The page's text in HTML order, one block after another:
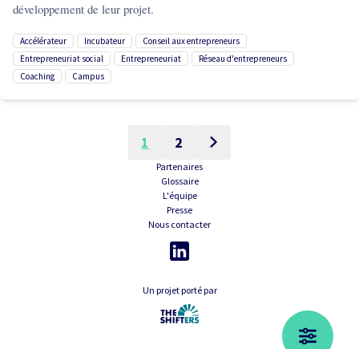
développement de leur projet.
accélérateur incubateur
conseil aux entrepreneurs
entrepreneuriat social
entrepreneuriat
réseau d'entrepreneurs
coaching
campus
1 2
Partenaires
Glossaire
L'équipe
Presse
Nous contacter
Un projet porté par